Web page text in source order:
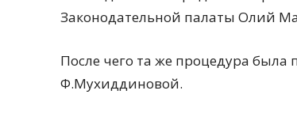
Законодательной палаты Олий
После чего та же процедура была
Ф.Мухиддиновой.